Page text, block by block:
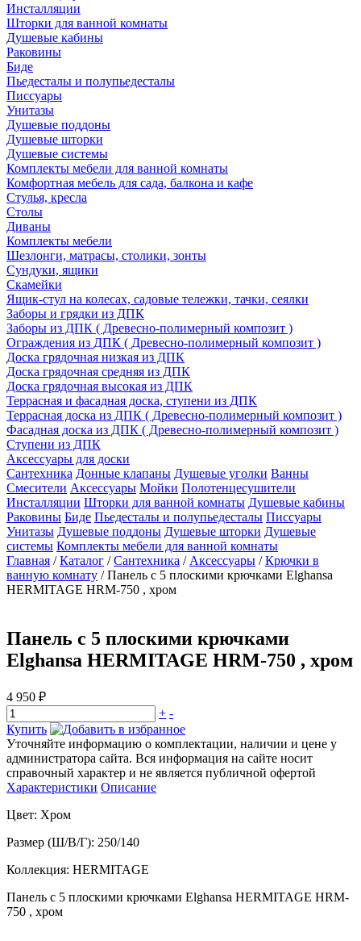
Инсталляции
Шторки для ванной комнаты
Душевые кабины
Раковины
Биде
Пьедесталы и полупьедесталы
Писсуары
Унитазы
Душевые поддоны
Душевые шторки
Душевые системы
Комплекты мебели для ванной комнаты
Комфортная мебель для сада, балкона и кафе
Стулья, кресла
Столы
Диваны
Комплекты мебели
Шезлонги, матрасы, столики, зонты
Сундуки, ящики
Скамейки
Ящик-стул на колесах, садовые тележки, тачки, сеялки
Заборы и грядки из ДПК
Заборы из ДПК ( Древесно-полимерный композит )
Ограждения из ДПК ( Древесно-полимерный композит )
Доска грядочная низкая из ДПК
Доска грядочная средняя из ДПК
Доска грядочная высокая из ДПК
Террасная и фасадная доска, ступени из ДПК
Террасная доска из ДПК ( Древесно-полимерный композит )
Фасадная доска из ДПК ( Древесно-полимерный композит )
Ступени из ДПК
Аксессуары для доски
Сантехника Донные клапаны Душевые уголки Ванны
Смесители Аксессуары Мойки Полотенцесушители
Инсталляции Шторки для ванной комнаты Душевые кабины
Раковины Биде Пьедесталы и полупьедесталы Писсуары
Унитазы Душевые поддоны Душевые шторки Душевые
системы Комплекты мебели для ванной комнаты
Главная / Каталог / Сантехника / Аксессуары / Крючки в
ванную комнату /Панель с 5 плоскими крючками Elghansa
HERMITAGE HRM-750 , хром
Панель с 5 плоскими крючками
Elghansa HERMITAGE HRM-750 , хром
4 950 ₽
+ -
Купить
Уточняйте информацию о комплектации, наличии и цене у
администратора сайта. Вся информация на сайте носит
справочный характер и не является публичной офертой
Характеристики Описание
Цвет: Хром
Размер (Ш/В/Г): 250/140
Коллекция: HERMITAGE
Панель с 5 плоскими крючками Elghansa HERMITAGE HRM-
750 , хром